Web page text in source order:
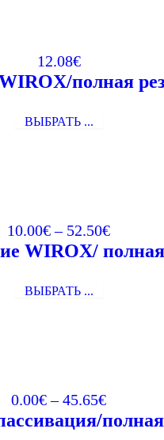
12.08€
полная
ВЫБРАТЬ ...
10.00€– 52.50€
WIROX/ полная
ВЫБРАТЬ ...
0.00€–45.65€
полная